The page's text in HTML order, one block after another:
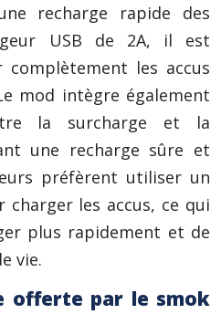
recharge rapide des
USB de 2A, il est
complètement les accus
mod intègre également
la surcharge et la
une recharge sûre et
préfèrent utiliser un
les accus, ce qui
plus rapidement et de
vie.
offerte par le smok